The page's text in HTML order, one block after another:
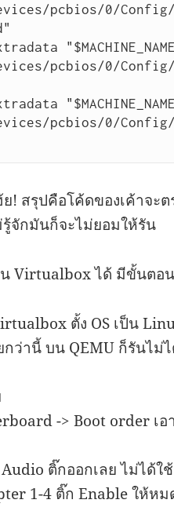
pcbios/0/Config/
pcbios/0/
pcbios/0/Config/
! สรุปคือโค้ดของเค้าจะ
จักมันก็จะไม่ยอมให้รัน
น Virtualbox ได้ มีขั้นตอ
ตั้ง OS เป็น
ว่านี้ บน QEMU ก็รันไม่
-> Boot order เ
ติ๊กออกเลย ไม่ได้ใช้
1-4 ติ๊ก Enable ให้หม